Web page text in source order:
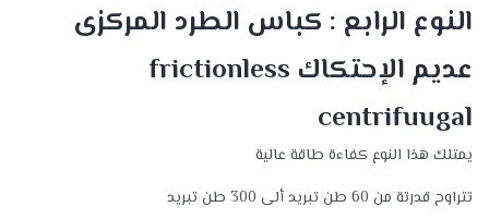
النوع الرابع : كباس الطرد المركزى
عديم الإحتكاك frictionless
centrifuugal
يمتلك هذا النوع كفاءة طاقة عالية
تتراوح قدرتة من 60 طن تبريد ألى 300 طن تبريد